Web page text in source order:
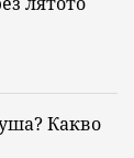
Какво